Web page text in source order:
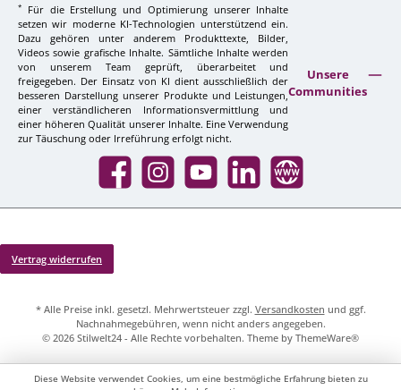
*
Für die Erstellung und Optimierung unserer Inhalte
setzen wir moderne KI-Technologien unterstützend ein.
Dazu gehören unter anderem Produkttexte, Bilder,
Videos sowie grafische Inhalte. Sämtliche Inhalte werden
von unserem Team geprüft, überarbeitet und
freigegeben. Der Einsatz von KI dient ausschließlich der
besseren Darstellung unserer Produkte und Leistungen,
einer verständlicheren Informationsvermittlung und
einer höheren Qualität unserer Inhalte. Eine Verwendung
zur Täuschung oder Irreführung erfolgt nicht.
Unsere
Communities
Facebook InstagramYouTube LinkedIn Website
Vertrag widerrufen
* Alle Preise inkl. gesetzl. Mehrwertsteuer zzgl. Versandkosten und ggf.
Nachnahmegebühren, wenn nicht anders angegeben.
© 2026 Stilwelt24 - Alle Rechte vorbehalten. Theme by ThemeWare®
Diese Website verwendet Cookies, um eine bestmögliche Erfahrung bieten zu